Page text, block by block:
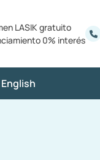
LASIK gratuito
0% interés
English